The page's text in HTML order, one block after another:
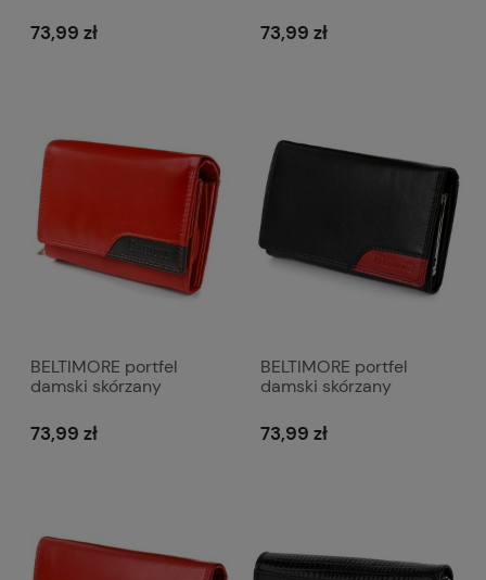
pionowy z suwakiem
P200 czerwony
73,99 zł
poziomy P230 czarny
73,99 zł
BELTIMORE portfel
damski skórzany
poziomy P230 czerwony
73,99 zł
BELTIMORE portfel
damski skórzany
poziomy z biglem P201
czarny
73,99 zł